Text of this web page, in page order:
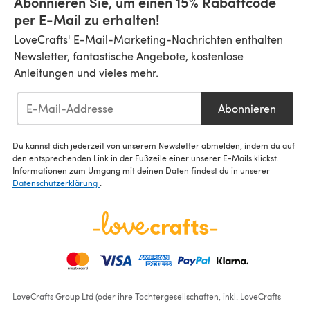
per E-Mail zu erhalten!
LoveCrafts' E-Mail-Marketing-Nachrichten enthalten
Newsletter, fantastische Angebote, kostenlose
Anleitungen und vieles mehr.
Abonnieren
Du kannst dich jederzeit von unserem Newsletter abmelden, indem du auf
den entsprechenden Link in der Fußzeile einer unserer E-Mails klickst.
Informationen zum Umgang mit deinen Daten findest du in unserer
Datenschutzerklärung
LoveCrafts Group Ltd (oder ihre Tochtergesellschaften, inkl. LoveCrafts